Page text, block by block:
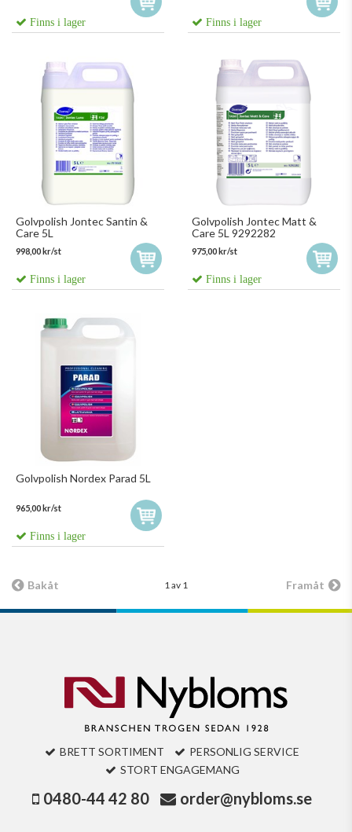
Finns i lager Finns i lager
Golvpolish Jontec Santin &
Care 5L
998,00 kr/st
Finns i lager
Golvpolish Jontec Matt &
Care 5L 9292282
975,00 kr/st
Finns i lager
Golvpolish Nordex Parad 5L
965,00 kr/st
Finns i lager
Bakåt 1 av 1 Framåt
BRETT SORTIMENT
PERSONLIG SERVICE
STORT ENGAGEMANG
0480-44 42 80 order@nybloms.se